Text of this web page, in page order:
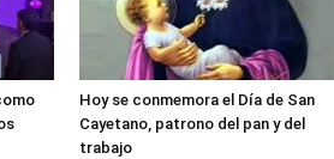
Hoy se conmemora el Día de San
Cayetano, patrono del pan y del
trabajo